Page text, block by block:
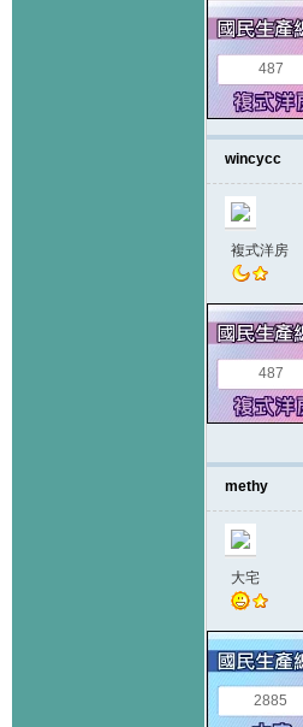
487
wincycc
複式洋房
487
methy
大宅
2885